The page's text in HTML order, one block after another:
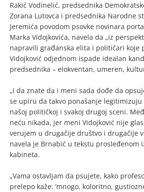
Rakić Vodinelić, predsednika
Zorana Lutovca i predsednika Narodne
Jeremića povodom psovke novinara
Marka Vidojkovića, navela da „iz
napravili građanska elita i političari koje
Vidojković odjednom ispade idealan
predsednika – elokventan, umeren,
„I da znate da i meni sada dođe da
se upiru da takvo ponašanje legitimizuju
našoj političkoj i svakoj drugoj sceni.
neću nikada, jer meni Vidojković nije
verujem u drugačije društvo i drugačije
navela je Brnabić u tekstu prosleđenom
kabineta.
„Vama ostavljam da psujete, kako
prelepo kaže: ‘mnogo, koloritno,